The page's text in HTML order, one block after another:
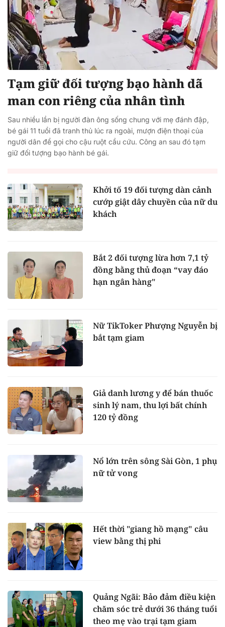
Tạm giữ đối tượng bạo hành dã
man con riêng của nhân tình
Sau nhiều lần bị người đàn ông sống chung với mẹ đánh đập,
bé gái 11 tuổi đã tranh thủ lúc ra ngoài, mượn điện thoại của
người dân để gọi cho cậu ruột cầu cứu. Công an sau đó tạm
giữ đối tượng bạo hành bé gái.
Khởi tố 19 đối tượng dàn cảnh
cướp giật dây chuyền của nữ du
khách
Bắt 2 đối tượng lừa hơn 7,1 tỷ
đồng bằng thủ đoạn “vay đáo
hạn ngân hàng"
Nữ TikToker Phượng Nguyễn bị
bắt tạm giam
Giả danh lương y để bán thuốc
sinh lý nam, thu lợi bất chính
120 tỷ đồng
Nổ lớn trên sông Sài Gòn, 1 phụ
nữ tử vong
Hết thời "giang hồ mạng" câu
view bằng thị phi
Quảng Ngãi: Bảo đảm điều kiện
chăm sóc trẻ dưới 36 tháng tuổi
theo mẹ vào trại tạm giam